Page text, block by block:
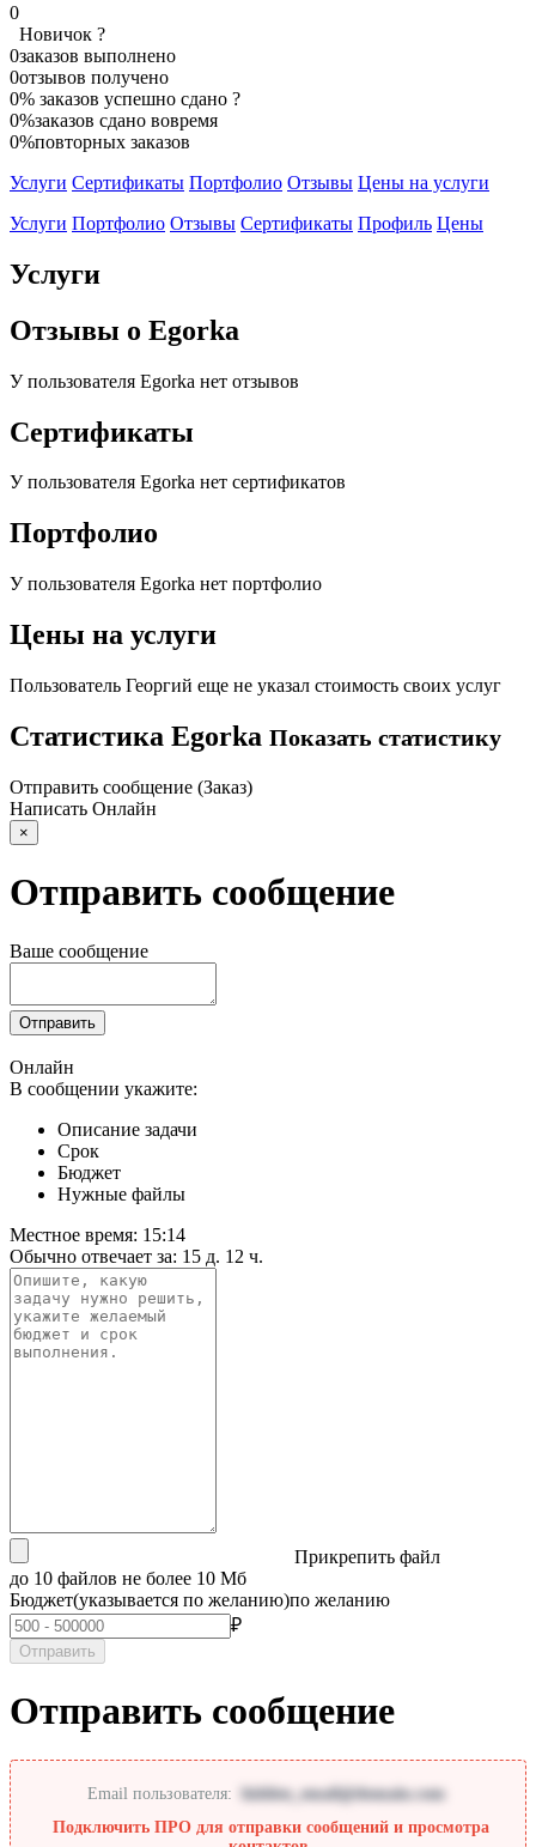
0
Новичок ?
0заказов выполнено
0отзывов получено
0% заказов успешно сдано ?
0%заказов сдано вовремя
0%повторных заказов
Услуги Сертификаты Портфолио Отзывы Цены на услуги
Услуги Портфолио Отзывы Сертификаты Профиль Цены
Услуги
Отзывы о Egorka
У пользователя Egorka нет отзывов
Сертификаты
У пользователя Egorka нет сертификатов
Портфолио
У пользователя Egorka нет портфолио
Цены на услуги
Пользователь Георгий еще не указал стоимость своих услуг
Статистика Egorka Показать статистику
Отправить сообщение (Заказ)
Написать Онлайн
×
Отправить сообщение
Ваше сообщение
Отправить
Онлайн
В сообщении укажите:
Описание задачи
Срок
Бюджет
Нужные файлы
Местное время: 15:14
Обычно отвечает за: 15 д. 12 ч.
Прикрепить файл
до 10 файлов не более 10 Мб
Бюджет(указывается по желанию)по желанию
₽
Отправить
Отправить сообщение
Email пользователя:
hidden_email@domain.com
Подключить ПРО для отправки сообщений и просмотра